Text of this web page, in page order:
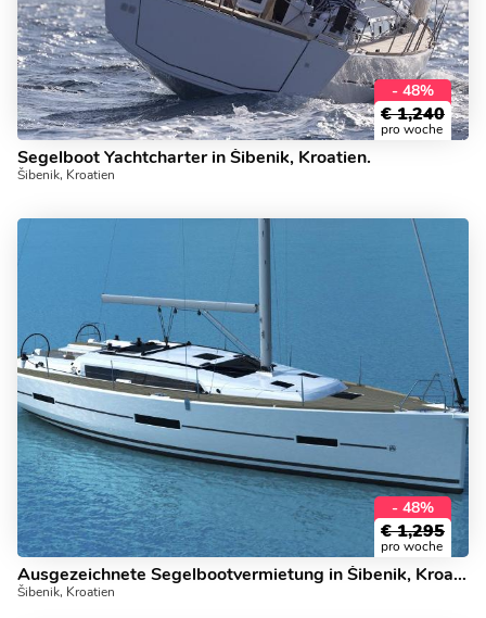
- 48%
€ 1,240
pro woche
Segelboot Yachtcharter in Šibenik, Kroatien.
Šibenik, Kroatien
- 48%
€ 1,295
pro woche
Ausgezeichnete Segelbootvermietung in Šibenik, Kroatien.
Šibenik, Kroatien